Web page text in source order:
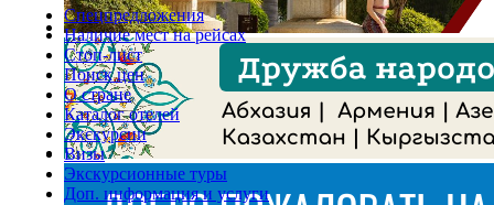
Спецпредложения
Наличие мест на рейсах
Стоп-лист
Поиск цен
О стране
Каталог отелей
Экскурсии
Визы
Экскурсионные туры
Доп. информация и услуги